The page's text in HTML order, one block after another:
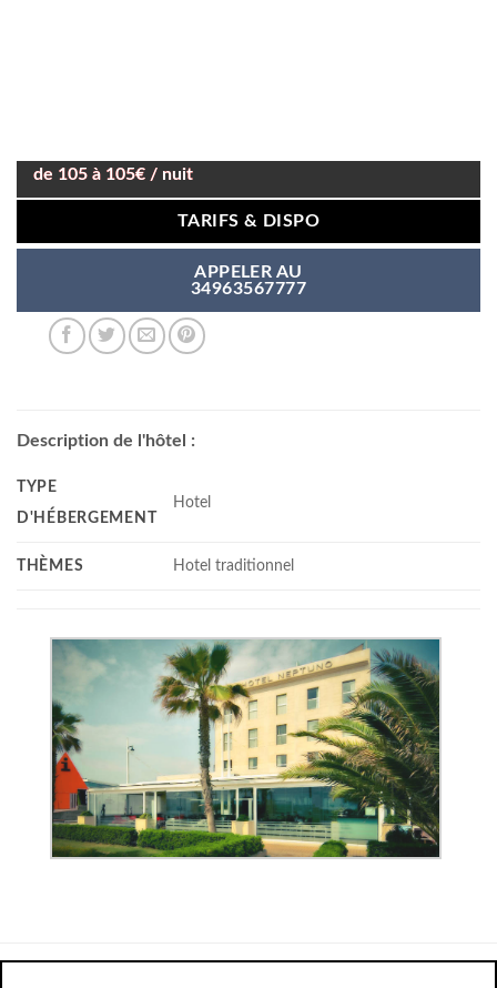
de 105 à 105€ / nuit
TARIFS & DISPO
APPELER AU
34963567777
Description de l'hôtel :
TYPE
D'HÉBERGEMENT
Hotel
THÈMES Hotel traditionnel